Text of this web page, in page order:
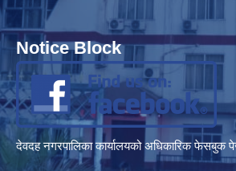
Notice Block
देवदह नगरपालिका कार्यालयको अधिकारिक फेसबुक